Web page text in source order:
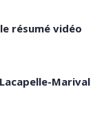
résumé vidéo
Marival